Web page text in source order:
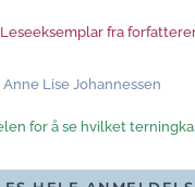
Leseeksemplar fra
Anne Lise Johannessen
for å se hvilket